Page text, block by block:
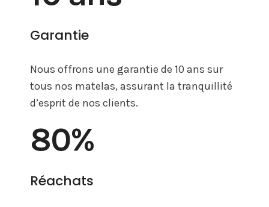
Garantie
Nous offrons une garantie de 10 ans sur
tous nos matelas, assurant la tranquillité
d’esprit de nos clients.
80%
Réachats